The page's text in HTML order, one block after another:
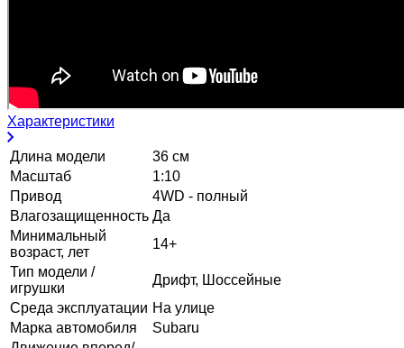
Характеристики
Длина модели
36 см
Масштаб
1:10
Привод
4WD - полный
Влагозащищенность Да
Минимальный
возраст, лет
14+
Тип модели /
игрушки
Дрифт, Шоссейные
Среда эксплуатации На улице
Марка автомобиля
Subaru